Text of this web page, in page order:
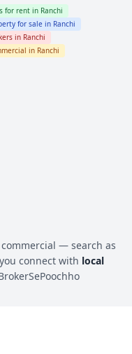
for rent in Ranchi
for sale in Ranchi
in Ranchi
in Ranchi
— search as
connect with local